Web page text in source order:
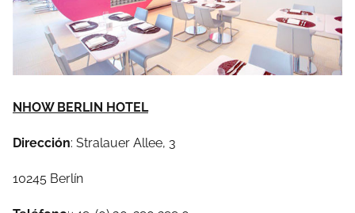
NHOW BERLIN HOTEL
Dirección: Stralauer Allee, 3
10245 Berlín